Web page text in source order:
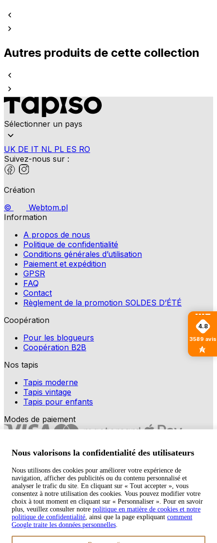
Autres produits de cette collection
Sélectionner un pays
UK DE IT NL PL ES RO
Suivez-nous sur :
Création
©
Webtom.pl
Information
A propos de nous
Politique de confidentialité
Conditions générales d’utilisation
Paiement et expédition
GPSR
FAQ
Contact
Règlement de la promotion SOLDES D’ÉTÉ
Coopération
Pour les blogueurs
Coopération B2B
Nos tapis
Tapis moderne
Tapis vintage
Tapis pour enfants
Modes de paiement
Copyright © 2026 TAPISO
4.8
3589 avis
Nous valorisons la confidentialité des utilisateurs
Nous utilisons des cookies pour améliorer votre expérience de
navigation, afficher des publicités ou du contenu personnalisé et
analyser le trafic du site. En cliquant sur « Tout accepter », vous
consentez à notre utilisation des cookies. Vous pouvez modifier votre
choix à tout moment en cliquant sur « Personnaliser ». Pour en savoir
plus, veuillez consulter notre politique en matière de cookies et notre
politique de confidentialité, ainsi que la page expliquant comment
Google traite les données personnelles.
Panier